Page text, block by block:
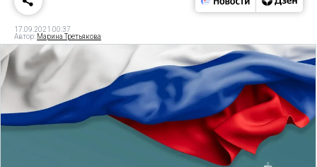
17.09.2021 00:37
Автор: Марина Третьякова